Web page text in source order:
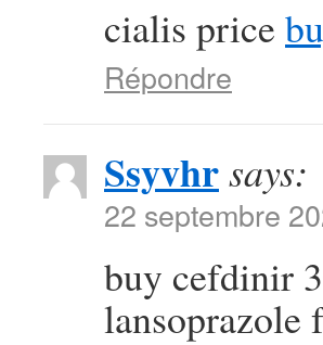
cialis price
Répondre
Ssyvhrsays:
22 septembre
buy cefdinir
lansoprazole